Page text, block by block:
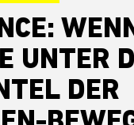
UNTER
DER